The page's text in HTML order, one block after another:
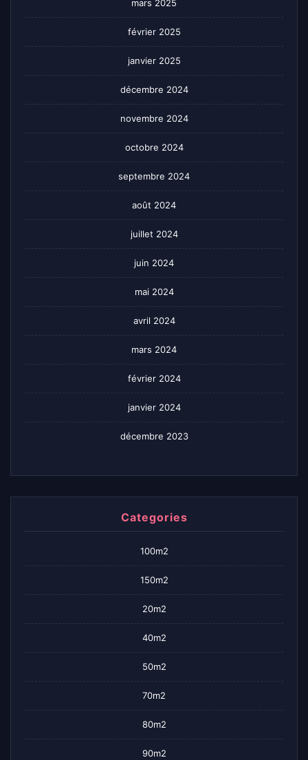
mars 2025
février 2025
janvier 2025
décembre 2024
novembre 2024
octobre 2024
septembre 2024
août 2024
juillet 2024
juin 2024
mai 2024
avril 2024
mars 2024
février 2024
janvier 2024
décembre 2023
Categories
100m2
150m2
20m2
40m2
50m2
70m2
80m2
90m2